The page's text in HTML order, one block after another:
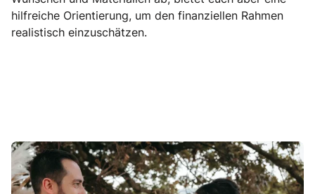
hilfreiche Orientierung, um den finanziellen Rahmen
realistisch einzuschätzen.